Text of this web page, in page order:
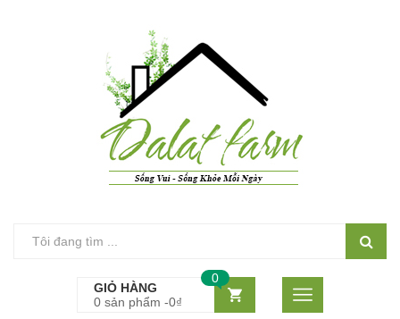
GIỎ HÀNG
0 sản phẩm -0₫
0